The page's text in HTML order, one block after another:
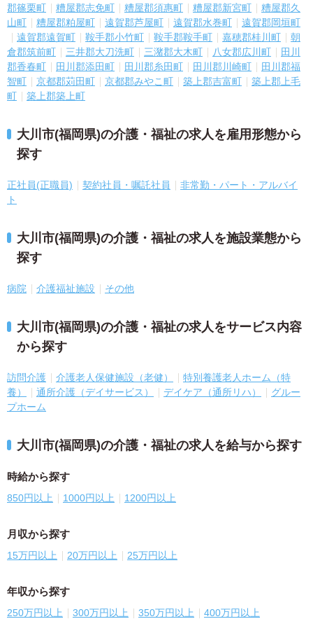
郡篠栗町
糟屋郡志免町 糟屋郡須惠町 糟屋郡新宮町
糟屋郡久
山町
糟屋郡粕屋町 遠賀郡芦屋町 遠賀郡水巻町
遠賀郡岡垣町
遠賀郡遠賀町
鞍手郡小竹町 鞍手郡鞍手町 嘉穂郡桂川町
朝
倉郡筑前町
三井郡大刀洗町 三潴郡大木町 八女郡広川町
田川
郡香春町
田川郡添田町 田川郡糸田町 田川郡川崎町
田川郡福
智町
京都郡苅田町 京都郡みやこ町 築上郡吉富町
築上郡上毛
町
築上郡築上町
大川市(福岡県)の介護・福祉の求人を雇用形態から
探す
正社員(正職員) 契約社員・嘱託社員
非常勤・パート・アルバイ
ト
大川市(福岡県)の介護・福祉の求人を施設業態から
探す
病院 介護福祉施設 その他
大川市(福岡県)の介護・福祉の求人をサービス内容
から探す
訪問介護 介護老人保健施設（老健）
特別養護老人ホーム（特
養）
通所介護（デイサービス） デイケア（通所リハ）
グルー
プホーム
大川市(福岡県)の介護・福祉の求人を給与から探す
時給から探す
850円以上 1000円以上 1200円以上
月収から探す
15万円以上 20万円以上 25万円以上
年収から探す
250万円以上 300万円以上 350万円以上 400万円以上